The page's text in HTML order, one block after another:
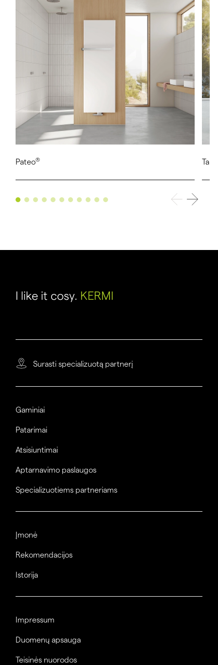
Pateo®
I like it cosy. KERMI
Surasti specializuotą partnerį
Gaminiai
Patarimai
Atsisiuntimai
Aptarnavimo paslaugos
Specializuotiems partneriams
Įmonė
Rekomendacijos
Istorija
Impressum
Duomenų apsauga
Teisinės nuorodos